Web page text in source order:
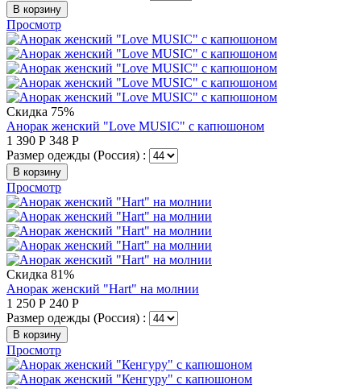
В корзину
Просмотр
Скидка 75%
Анорак женский "Love MUSIC" с капюшоном
1 390 Р 348 Р
Размер одежды (Россия) :
В корзину
Просмотр
Скидка 81%
Анорак женский "Hart" на молнии
1 250 Р 240 Р
Размер одежды (Россия) :
В корзину
Просмотр